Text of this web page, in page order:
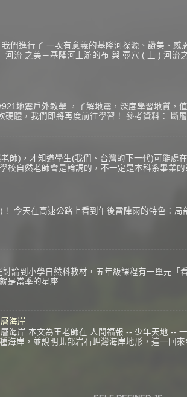
們進行了 一次有意義的基隆河探源、讚美、感
河流 之美－基隆河上游的布 與 壺穴 ( 上 ) 河流
地震戶外教學 ，了解地震，深度學習地質，
硬體，我們即將再度前往學習！ 參考資料： 斷
師)，才知道學生(我們、台灣的下一代)可能處
校自然老師會是輪調的，不一定是本科系畢業
今天在高速公路上看到午後雷陣雨的特色：局
論到小學自然科教材，五年級課程有一單元「
是當季的星座...
海岸
海岸 本文為王老師在 人間福報 -- 少年天地 --
海岸，並說明北部岩石岬灣海岸地形，這一回